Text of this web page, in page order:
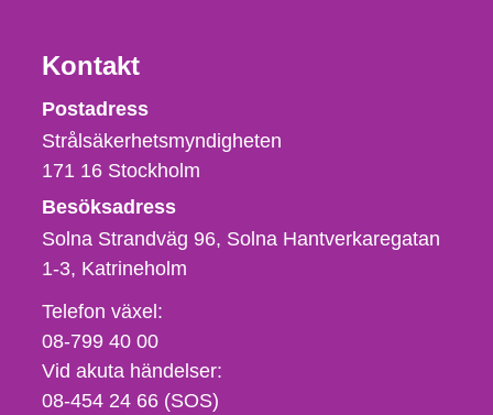
Kontakt
Strålsäkerhetsmyndigheten
Postadress
Strålsäkerhetsmyndigheten
171 16 Stockholm
Besöksadress
Solna Strandväg 96, Solna Hantverkaregatan
1-3 Katrineholm
Telefon,
fax
och
e-
Telefon växel:
08-799 40 00
Vid akuta händelser:
08-454 24 66 (SOS)